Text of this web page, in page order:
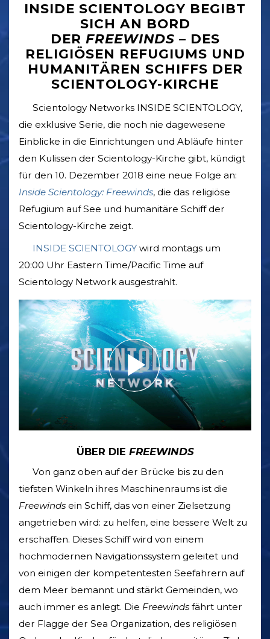
INSIDE SCIENTOLOGY BEGIBT
SICH AN BORD
DER FREEWINDS – DES
RELIGIÖSEN REFUGIUMS UND
HUMANITÄREN SCHIFFS DER
SCIENTOLOGY-KIRCHE
Scientology Networks INSIDE SCIENTOLOGY,
die exklusive Serie, die noch nie dagewesene
Einblicke in die Einrichtungen und Abläufe hinter
den Kulissen der Scientology-Kirche gibt, kündigt
für den 10. Dezember 2018 eine neue Folge an:
Inside Scientology: Freewinds, die das religiöse
Refugium auf See und humanitäre Schiff der
Scientology-Kirche zeigt.
INSIDE SCIENTOLOGY wird montags um
20:00 Uhr Eastern Time/Pacific Time auf
Scientology Network ausgestrahlt.
ÜBER DIE FREEWINDS
Von ganz oben auf der Brücke bis zu den
tiefsten Winkeln ihres Maschinenraums ist die
Freewinds ein Schiff, das von einer Zielsetzung
angetrieben wird: zu helfen, eine bessere Welt zu
erschaffen. Dieses Schiff wird von einem
hochmodernen Navigationssystem geleitet und
von einigen der kompetentesten Seefahrern auf
dem Meer bemannt und stärkt Gemeinden, wo
auch immer es anlegt. Die Freewinds fährt unter
der Flagge der Sea Organization, des religiösen